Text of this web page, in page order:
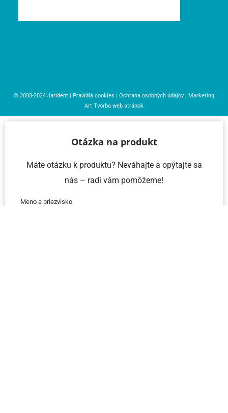
© 2008-2024 Jarident Pravidlá cookies Ochrana osobných údajov | Marketing
Art Tvorba web stránok
Otázka na produkt
Máte otázku k produktu? Neváhajte a opýtajte sa
nás – radi vám pomôžeme!
Meno a priezvisko